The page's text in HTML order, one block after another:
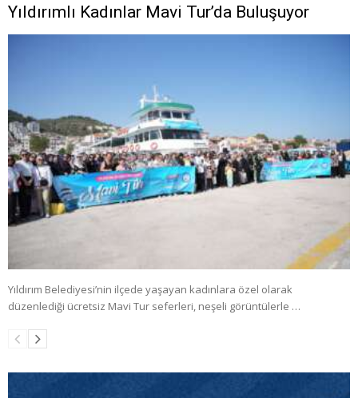
Yıldırımlı Kadınlar Mavi Tur’da Buluşuyor
Yıldırım Belediyesi’nin ilçede yaşayan kadınlara özel olarak
düzenlediği ücretsiz Mavi Tur seferleri, neşeli görüntülerle …